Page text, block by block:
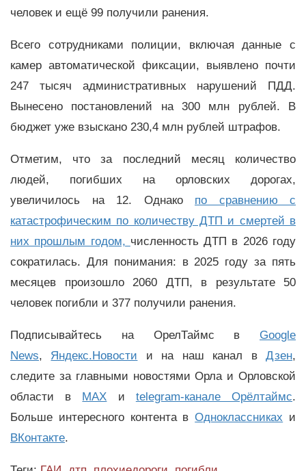
человек и ещё 99 получили ранения.
Всего сотрудниками полиции, включая данные с
камер автоматической фиксации, выявлено почти
247 тысяч административных нарушений ПДД.
Вынесено постановлений на 300 млн рублей. В
бюджет уже взыскано 230,4 млн рублей штрафов.
Отметим, что за последний месяц количество
людей, погибших на орловских дорогах,
увеличилось на 12. Однако по сравнению с
катастрофическим по количеству ДТП и смертей в
них прошлым годом, численность ДТП в 2026 году
сократилась. Для понимания: в 2025 году за пять
месяцев произошло 2060 ДТП, в результате 50
человек погибли и 377 получили ранения.
Подписывайтесь на ОрелТаймс в Google
News, Яндекс.Новости и на наш канал вДзен,
следите за главными новостями Орла и Орловской
области в MAX и telegram-канале Орёлтаймс.
Больше интересного контента вОдноклассниках и
ВКонтакте.